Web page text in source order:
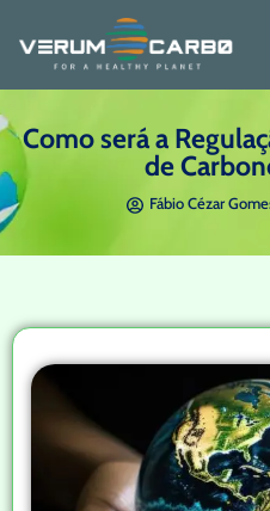
Como será a
de
Fábio Cézar